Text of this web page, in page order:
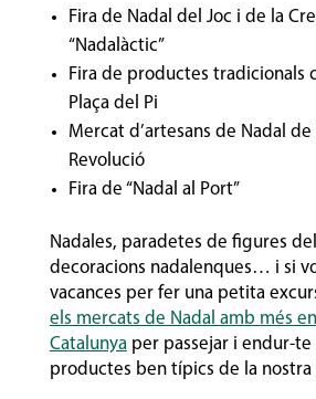
Fira de Nadal del Joc i de la
“Nadalàctic”
Fira de productes tradicionals
Plaça del Pi
Mercat d’artesans de Nadal de
Revolució
Fira de “Nadal al Port”
Nadales, paradetes de figures
decoracions nadalenques… i si
vacances per fer una petita
els mercats de Nadal amb més
Catalunyaper passejar i endur-te
productes ben típics de la nostra